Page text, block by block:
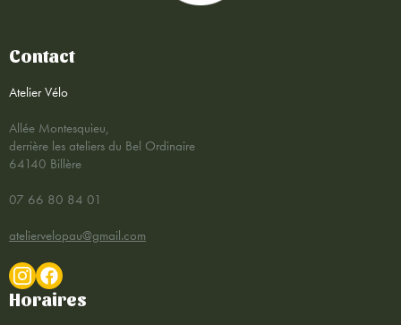
Contact
Atelier Vélo
Allée Montesquieu,
derrière les ateliers du Bel Ordinaire
64140 Billère
07 66 80 84 01
ateliervelopau@gmail.com
Horaires